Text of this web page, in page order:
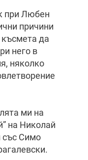
при Любен
причини
да
него в
няколко
ми на
на Николай
със Симо